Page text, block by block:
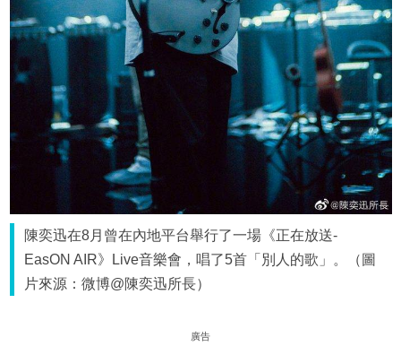
陳奕迅在8月曾在內地平台舉行了一場《正在放送-
EasON AIR》Live音樂會，唱了5首「別人的歌」。（圖
片來源：微博@陳奕迅所長）
廣告